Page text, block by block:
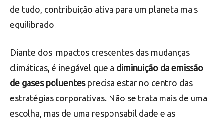
de tudo, contribuição ativa para um planeta mais
equilibrado.
Diante dos impactos crescentes das mudanças
climáticas, é inegável que a diminuição da emissão
de gases poluentesprecisa estar no centro das
estratégias corporativas. Não se trata mais de uma
escolha, mas de uma responsabilidade e as